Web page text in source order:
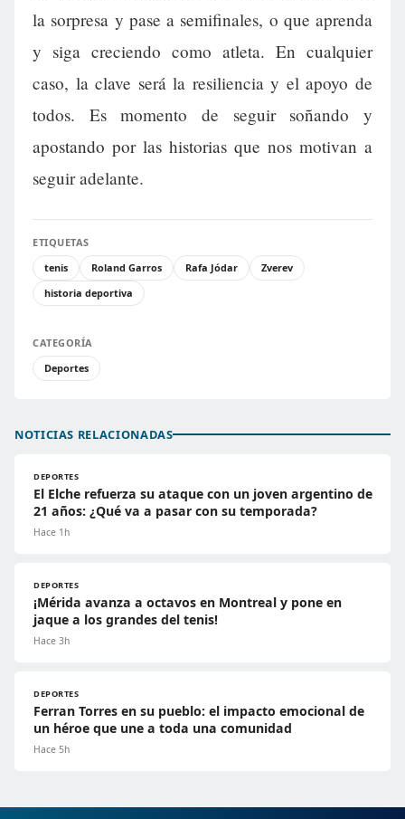
la sorpresa y pase a semifinales, o que aprenda
y siga creciendo como atleta. En cualquier
caso, la clave será la resiliencia y el apoyo de
todos. Es momento de seguir soñando y
apostando por las historias que nos motivan a
seguir adelante.
ETIQUETAS
tenis
Roland Garros Rafa Jódar
Zverev
historia deportiva
CATEGORÍA
Deportes
NOTICIAS RELACIONADAS
DEPORTES
El Elche refuerza su ataque con un joven argentino de
21 años: ¿Qué va a pasar con su temporada?
Hace 1h
DEPORTES
¡Mérida avanza a octavos en Montreal y pone en
jaque a los grandes del tenis!
Hace 3h
DEPORTES
Ferran Torres en su pueblo: el impacto emocional de
un héroe que une a toda una comunidad
Hace 5h